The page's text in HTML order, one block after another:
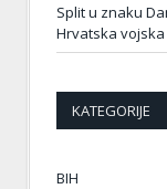
Split u znaku
Hrvatska vojska
KATEGORIJE
BIH